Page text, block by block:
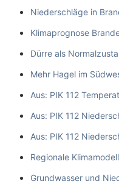
Niederschläge in
Klimaprognose
Dürre als
Mehr Hagel im
Aus: PIK 112
Aus: PIK 112
Aus: PIK 112
Regionale
Grundwasser und